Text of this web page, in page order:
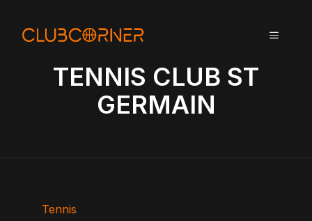
MENU
TENNIS CLUB ST
GERMAIN
Tennis